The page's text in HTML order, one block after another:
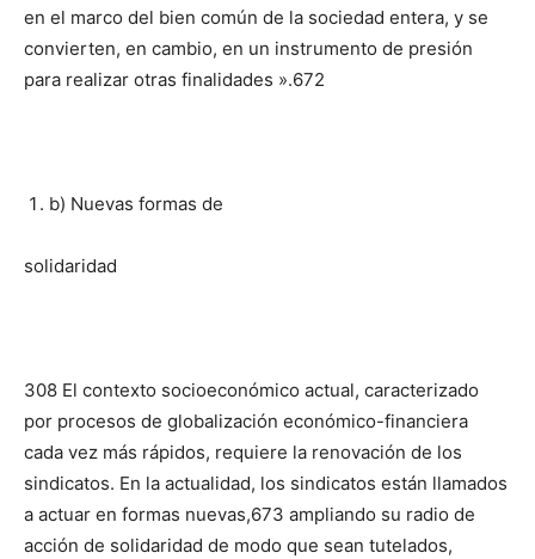
en el mar­co del bien común de la sociedad entera, y se
convierten, en cambio, en un instrumento de presión
para realizar otras finalidades ».672
b) Nuevas formas de
solidaridad
308 El contexto socio­económico actual, caracterizado
por procesos de globalización económico-financiera
cada vez más rápidos, requiere la renovación de los
sindicatos. En la actualidad, los sindicatos están llamados
a actuar en formas nuevas,673 ampliando su radio de
acción de solidaridad de modo que sean tutelados,